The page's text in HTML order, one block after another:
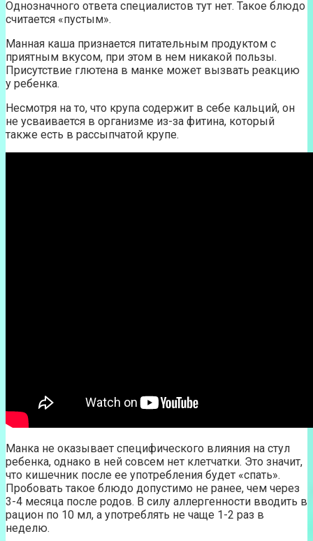
Однозначного ответа специалистов тут нет. Такое блюдо
считается «пустым».
Манная каша признается питательным продуктом с
приятным вкусом, при этом в нем никакой пользы.
Присутствие глютена в манке может вызвать реакцию
у ребенка.
Несмотря на то, что крупа содержит в себе кальций, он
не усваивается в организме из-за фитина, который
также есть в рассыпчатой крупе.
Манка не оказывает специфического влияния на стул
ребенка, однако в ней совсем нет клетчатки. Это значит,
что кишечник после ее употребления будет «спать».
Пробовать такое блюдо допустимо не ранее, чем через
3-4 месяца после родов. В силу аллергенности вводить в
рацион по 10 мл, а употреблять не чаще 1-2 раз в
неделю.